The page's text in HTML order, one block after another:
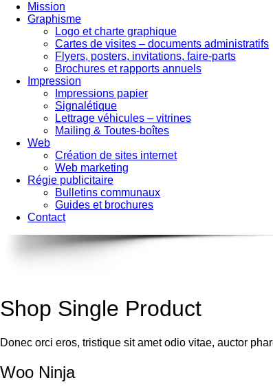
Mission
Graphisme
Logo et charte graphique
Cartes de visites – documents administratifs
Flyers, posters, invitations, faire-parts
Brochures et rapports annuels
Impression
Impressions papier
Signalétique
Lettrage véhicules – vitrines
Mailing & Toutes-boîtes
Web
Création de sites internet
Web marketing
Régie publicitaire
Bulletins communaux
Guides et brochures
Contact
Shop Single Product
Donec orci eros, tristique sit amet odio vitae, auctor
Woo Ninja